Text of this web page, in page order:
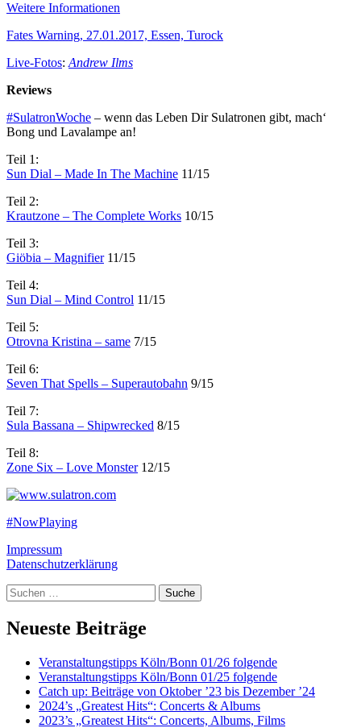
Weitere Informationen
Fates Warning, 27.01.2017, Essen, Turock
Live-Fotos: Andrew Ilms
Reviews
#SulatronWoche – wenn das Leben Dir Sulatronen gibt, mach‘
Bong und Lavalampe an!
Teil 1:
Sun Dial – Made In The Machine 11/15
Teil 2:
Krautzone – The Complete Works 10/15
Teil 3:
Giöbia – Magnifier11/15
Teil 4:
Sun Dial – Mind Control 11/15
Teil 5:
Otrovna Kristina – same 7/15
Teil 6:
Seven That Spells – Superautobahn 9/15
Teil 7:
Sula Bassana – Shipwrecked 8/15
Teil 8:
Zone Six – Love Monster12/15
#NowPlaying
Impressum
Datenschutzerklärung
Suche
Neueste Beiträge
Veranstaltungstipps Köln/Bonn 01/26 folgende
Veranstaltungstipps Köln/Bonn 01/25 folgende
Catch up: Beiträge von Oktober ’23 bis Dezember ’24
2024’s „Greatest Hits“: Concerts & Albums
2023’s „Greatest Hits“: Concerts, Albums, Films